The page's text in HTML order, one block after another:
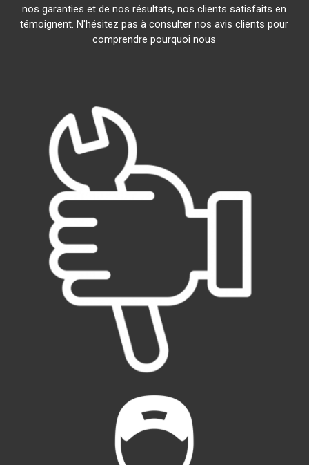
nos garanties et de nos résultats, nos clients satisfaits en
témoignent. N'hésitez pas à consulter nos avis clients pour
comprendre pourquoi nous